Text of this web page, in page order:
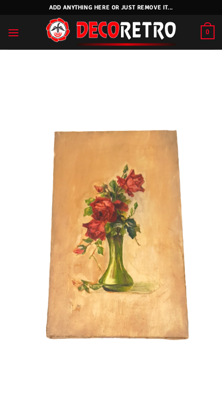
content
ADD ANYTHING HERE OR JUST REMOVE IT...
0